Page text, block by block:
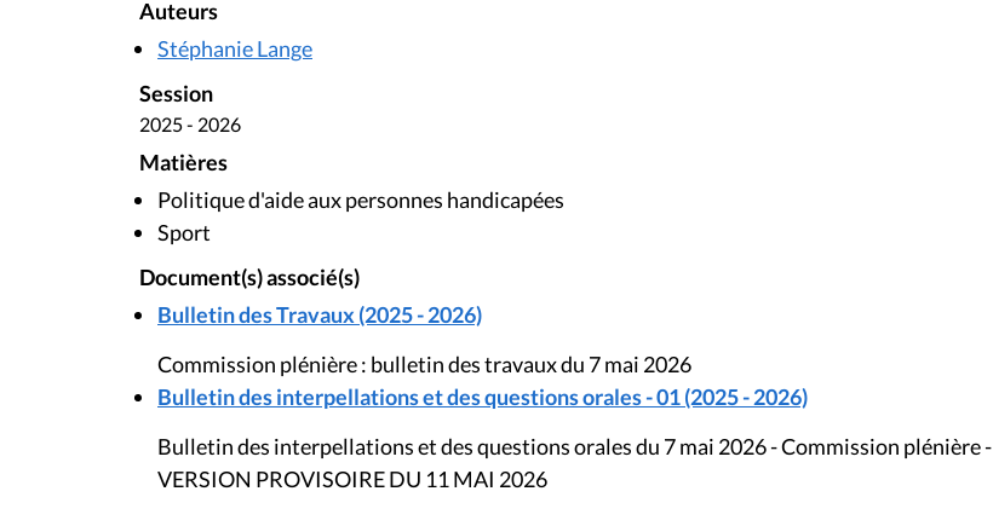
Auteurs
Stéphanie Lange
Session
2025 - 2026
Matières
Politique d'aide aux personnes handicapées
Sport
Document(s) associé(s)
Bulletin des Travaux (2025 - 2026)
Commission plénière : bulletin des travaux du 7 mai 2026
Bulletin des interpellations et des questions orales - 01 (2025 - 2026)
Bulletin des interpellations et des questions orales du 7 mai 2026 - Commission plénière -
VERSION PROVISOIRE DU 11 MAI 2026